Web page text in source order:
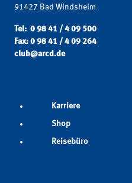
91427 Bad Windsheim
Tel: 0 98 41 / 4 09 500
Fax: 0 98 41 / 4 09 264
club@arcd.de
Karriere
Shop
Reisebüro